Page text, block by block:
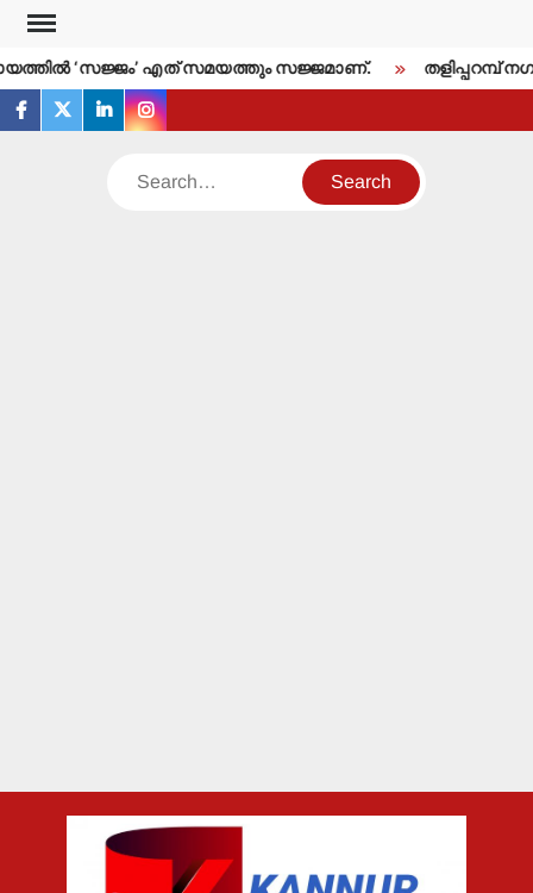
Skip
content ‘സജ്ജം’ എത് സമയത്തും സജ്ജമാണ്. തളിപ്പറമ്പ്
facebook
twitterlinkedininstagram
Search